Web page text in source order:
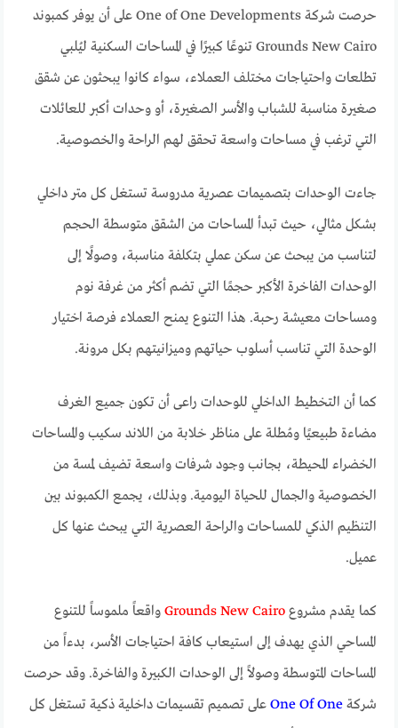
حرصت شركة One of One Developments على أن يوفر كمبوند
Grounds New Cairo تنوعًا كبيرًا في المساحات السكنية ليُلبي
تطلعات واحتياجات مختلف العملاء، سواء كانوا يبحثون عن شقق
صغيرة مناسبة للشباب والأسر الصغيرة، أو وحدات أكبر للعائلات
التي ترغب في مساحات واسعة تحقق لهم الراحة والخصوصية.
جاءت الوحدات بتصميمات عصرية مدروسة تستغل كل متر داخلي
بشكل مثالي، حيث تبدأ المساحات من الشقق متوسطة الحجم
لتناسب من يبحث عن سكن عملي بتكلفة مناسبة، وصولًا إلى
الوحدات الفاخرة الأكبر حجمًا التي تضم أكثر من غرفة نوم
ومساحات معيشة رحبة. هذا التنوع يمنح العملاء فرصة اختيار
الوحدة التي تناسب أسلوب حياتهم وميزانيتهم بكل مرونة.
كما أن التخطيط الداخلي للوحدات راعى أن تكون جميع الغرف
مضاءة طبيعيًا ومُطلة على مناظر خلابة من اللاند سكيب والمساحات
الخضراء المحيطة، بجانب وجود شرفات واسعة تضيف لمسة من
الخصوصية والجمال للحياة اليومية. وبذلك، يجمع الكمبوند بين
التنظيم الذكي للمساحات والراحة العصرية التي يبحث عنها كل
عميل.
كما يقدم مشروعGrounds New Cairo واقعاً ملموساً للتنوع
المساحي الذي يهدف إلى استيعاب كافة احتياجات الأسر، بدءاً من
المساحات المتوسطة وصولاً إلى الوحدات الكبيرة والفاخرة. وقد حرصت
شركةOne Of One على تصميم تقسيمات داخلية ذكية تستغل كل